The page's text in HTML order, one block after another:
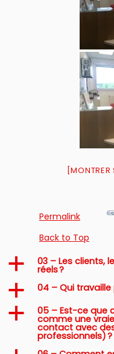
Permalink
Back to Top
a 03 – Les clients,
réels ?
a 04 – Qui travaille
a 05 – Est-ce que
comme une
contact avec
professionnels) ?